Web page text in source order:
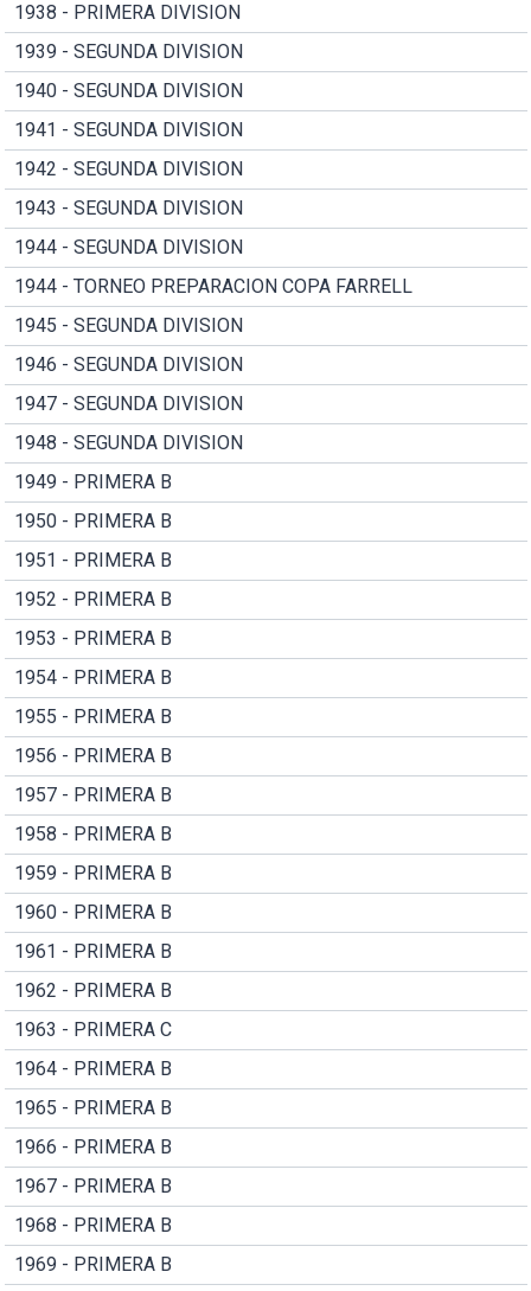
1938 - PRIMERA DIVISION
1939 - SEGUNDA DIVISION
1940 - SEGUNDA DIVISION
1941 - SEGUNDA DIVISION
1942 - SEGUNDA DIVISION
1943 - SEGUNDA DIVISION
1944 - SEGUNDA DIVISION
1944 - TORNEO PREPARACION COPA FARRELL
1945 - SEGUNDA DIVISION
1946 - SEGUNDA DIVISION
1947 - SEGUNDA DIVISION
1948 - SEGUNDA DIVISION
1949 - PRIMERA B
1950 - PRIMERA B
1951 - PRIMERA B
1952 - PRIMERA B
1953 - PRIMERA B
1954 - PRIMERA B
1955 - PRIMERA B
1956 - PRIMERA B
1957 - PRIMERA B
1958 - PRIMERA B
1959 - PRIMERA B
1960 - PRIMERA B
1961 - PRIMERA B
1962 - PRIMERA B
1963 - PRIMERA C
1964 - PRIMERA B
1965 - PRIMERA B
1966 - PRIMERA B
1967 - PRIMERA B
1968 - PRIMERA B
1969 - PRIMERA B